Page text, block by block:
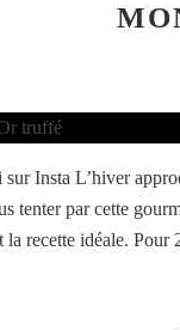
Insta L’hiver
tenter par cette
la recette idéale.